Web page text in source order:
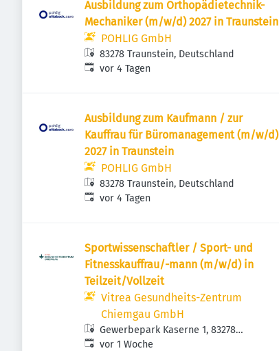
Ausbildung zum Orthopädietechnik-
Mechaniker (m/w/d) 2027 in Traunstein
POHLIG GmbH
83278 Traunstein, Deutschland
Veröffentlicht:
vor 4 Tagen
Ausbildung zum Kaufmann / zur
Kauffrau für Büromanagement (m/w/d)
2027 in Traunstein
POHLIG GmbH
83278 Traunstein, Deutschland
Veröffentlicht:
vor 4 Tagen
Sportwissenschaftler / Sport- und
Fitnesskauffrau/-mann (m/w/d) in
Teilzeit/Vollzeit
Vitrea Gesundheits-Zentrum
Chiemgau GmbH
Gewerbepark Kaserne 1, 83278
Traunstein, Deutschland
Veröffentlicht:
vor 1 Woche